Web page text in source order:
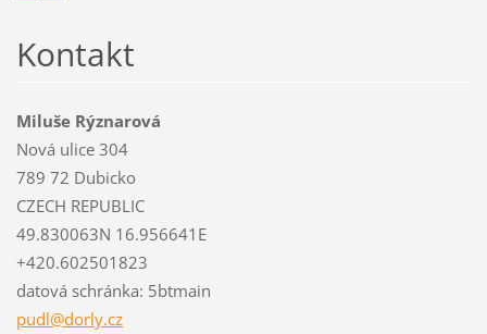
Kontakt
Miluše Rýznarová
Nová ulice 304
789 72 Dubicko
CZECH REPUBLIC
49.830063N 16.956641E
+420.602501823
datová schránka: 5btmain
pudl@dorly.cz